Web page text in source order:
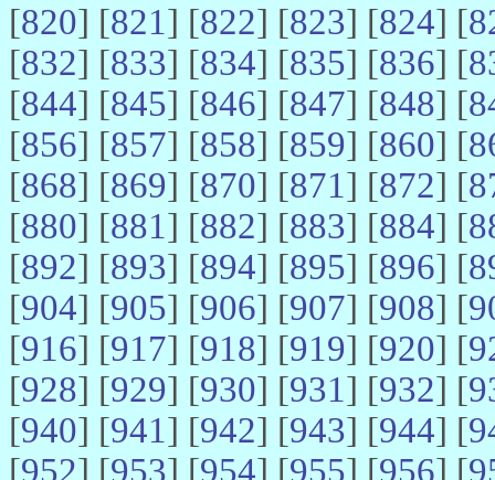
[820] [821] [822] [823] [824] [
[832] [833] [834] [835] [836] [
[844] [845] [846] [847] [848] [
[856] [857] [858] [859] [860] [
[868] [869] [870] [871] [872] [
[880] [881] [882] [883] [884] [
[892] [893] [894] [895] [896] [
[904] [905] [906] [907] [908] [
[916] [917] [918] [919] [920] [
[928] [929] [930] [931] [932] [
[940] [941] [942] [943] [944] [
[952] [953] [954] [955] [956] [